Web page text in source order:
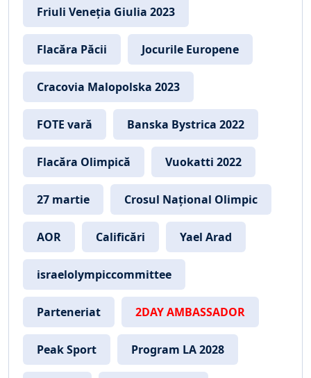
Friuli Veneția Giulia 2023
Flacăra Păcii Jocurile Europene
Cracovia Malopolska 2023
FOTE vară Banska Bystrica 2022
Flacăra Olimpică Vuokatti 2022
27 martie Crosul Național Olimpic
AOR Calificări Yael Arad
israelolympiccommittee
Parteneriat 2DAY AMBASSADOR
Peak Sport Program LA 2028